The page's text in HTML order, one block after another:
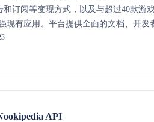
和订阅等变现方式，以及与超过40款游
现有应用。平台提供全面的文档、开
的应用。
API